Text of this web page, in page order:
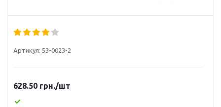
Артикул: 53-0023-2
628.50 грн./шт